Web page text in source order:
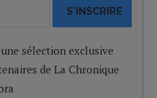
S'INSCRIRE
sélection exclusive
de La Chronique